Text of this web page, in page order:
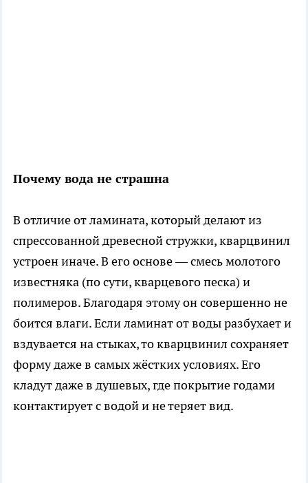
Почему вода не страшна
В отличие от ламината, который делают из
спрессованной древесной стружки, кварцвинил
устроен иначе. В его основе — смесь молотого
известняка (по сути, кварцевого песка) и
полимеров. Благодаря этому он совершенно не
боится влаги. Если ламинат от воды разбухает и
вздувается на стыках, то кварцвинил сохраняет
форму даже в самых жёстких условиях. Его
кладут даже в душевых, где покрытие годами
контактирует с водой и не теряет вид.